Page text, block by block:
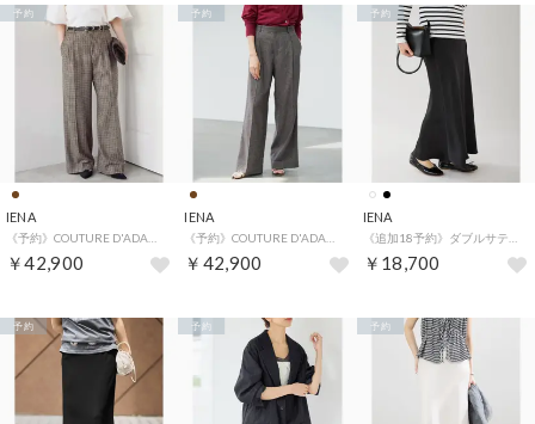
IENA
￥42,900
予約
IENA
￥42,900
予約
IENA
￥18,700
予約
予約 予約 予約